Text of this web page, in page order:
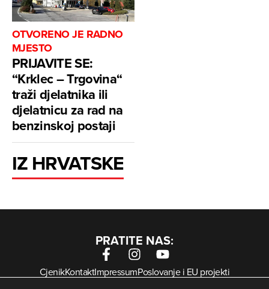
OTVORENO JE RADNO
MJESTO
PRIJAVITE SE:
“Krklec – Trgovina“
traži djelatnika ili
djelatnicu za rad na
benzinskoj postaji
IZ HRVATSKE
PRATITE NAS:
CjenikKontaktImpressumPoslovanje i EU projekti